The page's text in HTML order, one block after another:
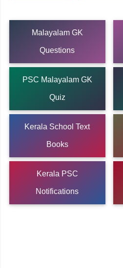
Malayalam GK
Questions
PSC Malayalam GK
Quiz
Kerala School Text
Books
Kerala PSC
Notifications